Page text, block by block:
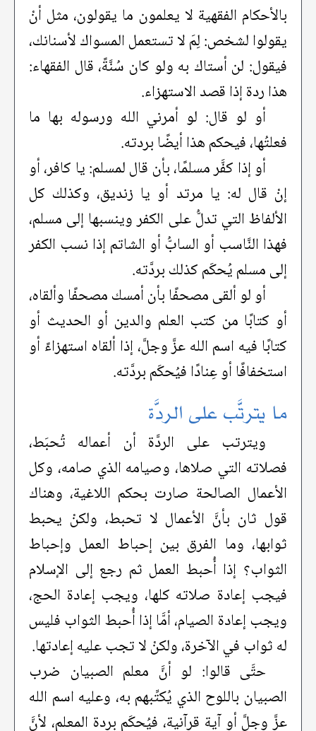
بالأحكام الفقهية لا يعلمون ما يقولون، مثل أنْ
يقولوا لشخص: لِمَ لا تستعمل المسواك لأسنانك،
فيقول: لن أستاك به ولو كان سُنَّةً، قال الفقهاء:
هذا ردة إذا قصد الاستهزاء.
أو لو قال: لو أمرني الله ورسوله بها ما
فعلتُها، فيحكم هذا أيضًا بردته.
أو إذا كفَّر مسلمًا، بأن قال لمسلم: يا كافر، أو
إنْ قال له: يا مرتد أو يا زنديق، وكذلك كل
الألفاظ التي تدلُّ على الكفر وينسبها إلى مسلم،
فهذا النَّاسب أو السابُّ أو الشاتم إذا نسب الكفر
إلى مسلم يُحكَم كذلك بردَّته.
أو لو ألقى مصحفًا بأن أمسك مصحفًا وألقاه،
أو كتابًا من كتب العلم والدين أو الحديث أو
كتابًا فيه اسم الله عزَّ وجلَّ، إذا ألقاه استهزاءً أو
استخفافًا أو عِنادًا فيُحكَم بردَّته.
ما يترتَّب على الردَّة
ويترتب على الردَّة أن أعماله تُحبَط،
فصلاته التي صلاها، وصيامه الذي صامه، وكل
الأعمال الصالحة صارت بحكم اللاغية، وهناك
قول ثان بأنَّ الأعمال لا تحبط، ولكنْ يحبط
ثوابها، وما الفرق بين إحباط العمل وإحباط
الثواب؟ إذا أُحبط العمل ثم رجع إلى الإسلام
فيجب إعادة صلاته كلها، ويجب إعادة الحج،
ويجب إعادة الصيام، أمَّا إذا أُحبط الثواب فليس
له ثواب في الآخرة، ولكنْ لا تجب عليه إعادتها.
حتَّى قالوا: لو أنَّ معلم الصبيان ضرب
الصبيان باللوح الذي يُكتِّبهم به، وعليه اسم الله
عزَّ وجلَّ أو آية قرآنية، فيُحكَم بردة المعلم، لأنَّ